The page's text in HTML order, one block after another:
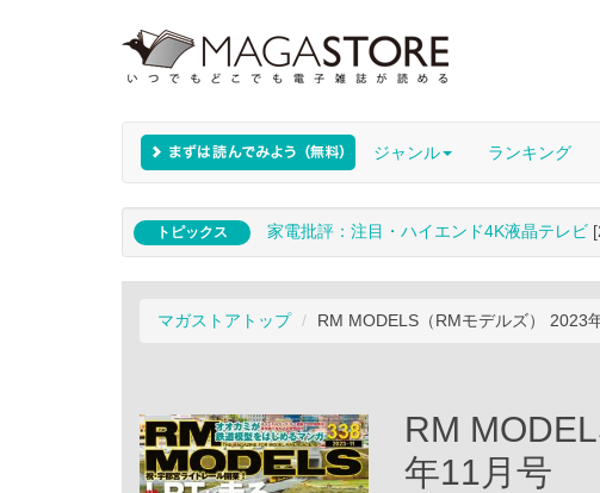
ジャンル ランキング
トピックス 家電批評：注目・ハイエンド4K液晶テレビ
マガストアトップ RM MODELS（RMモデルズ） 2023
RM
年11月号